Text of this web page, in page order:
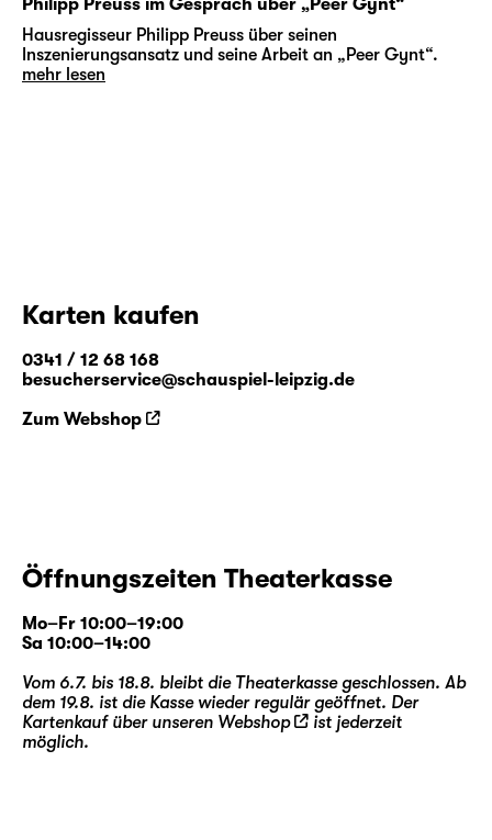
Philipp Preuss im Gespräch über „Peer Gynt“
Hausregisseur Philipp Preuss über seinen
Inszenierungsansatz und seine Arbeit an „Peer Gynt“.
mehr lesen
Karten kaufen
0341 / 12 68 168
besucherservice@schauspiel-leipzig.de
Zum Webshop
Öffnungszeiten Theaterkasse
Mo–Fr 10:00–19:00
Sa 10:00–14:00
Vom 6.7. bis 18.8. bleibt die Theaterkasse geschlossen. Ab
dem 19.8. ist die Kasse wieder regulär geöffnet. Der
Kartenkauf über unseren Webshop
ist jederzeit
möglich.